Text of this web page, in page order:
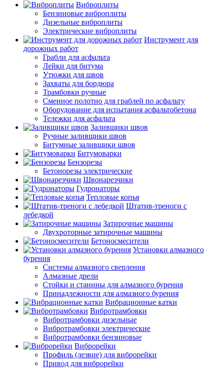
Виброплиты
Бензиновые виброплиты
Дизельные виброплиты
Электрические виброплиты
Инструмент для
дорожных работ
Грабли для асфальта
Лейки для битума
Утюжки для швов
Захваты для бордюра
Трамбовки ручные
Сменное полотно для граблей по асфальту
Оборудование для испытания асфальтобетона
Тележки для асфальта
Заливщики швов
Ручные заливщики швов
Битумные заливщики швов
Битумоварки
Бензорезы
Бетонорезы электрические
Швонарезчики
Гудронаторы
Тепловые копья
Штатив-треноги с
лебедкой
Затирочные машины
Двухроторные затирочные машины
Бетоносмесители
Установки алмазного
бурения
Системы алмазного сверления
Алмазные дрели
Стойки и станины для алмазного бурения
Принадлежности для алмазного бурения
Вибрационные катки
Вибротрамбовки
Вибротрамбовки дизельные
Вибротрамбовки электрические
Вибротрамбовки бензиновые
Виброрейки
Профиль (лезвие) для виброрейки
Привод для виброрейки